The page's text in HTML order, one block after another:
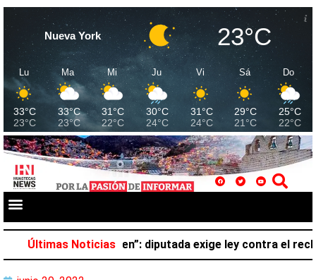
Nueva York 23°C
Lu
33°C
23°C
Ma
33°C
23°C
Mi
31°C
22°C
Ju
30°C
24°C
Vi
31°C
24°C
Sá
29°C
21°C
Do
25°C
22°C
Últimas Noticias
pertenece al crimen”: diputada exige ley contra el